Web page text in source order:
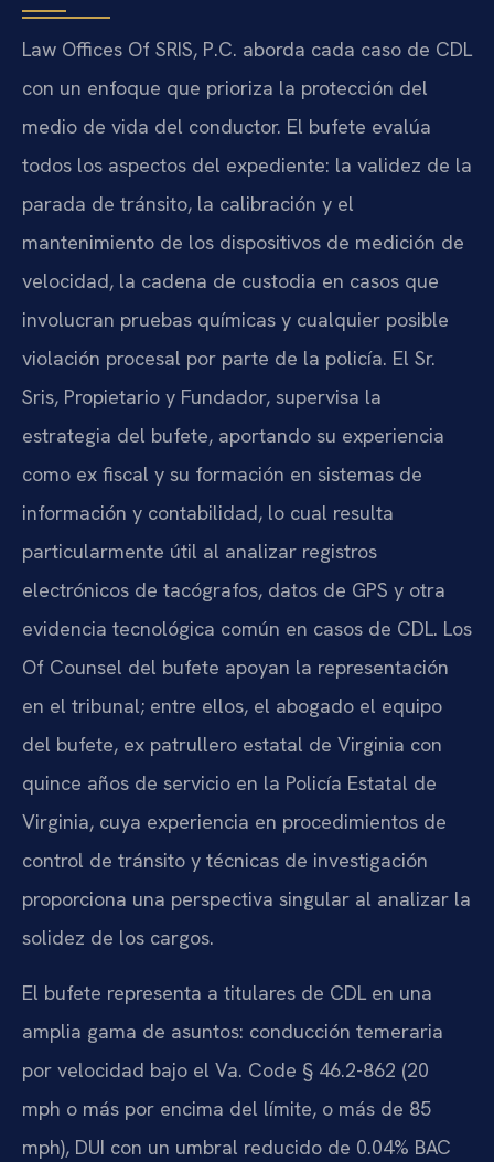
Law Offices Of SRIS, P.C. aborda cada caso de CDL
con un enfoque que prioriza la protección del
medio de vida del conductor. El bufete evalúa
todos los aspectos del expediente: la validez de la
parada de tránsito, la calibración y el
mantenimiento de los dispositivos de medición de
velocidad, la cadena de custodia en casos que
involucran pruebas químicas y cualquier posible
violación procesal por parte de la policía. El Sr.
Sris, Propietario y Fundador, supervisa la
estrategia del bufete, aportando su experiencia
como ex fiscal y su formación en sistemas de
información y contabilidad, lo cual resulta
particularmente útil al analizar registros
electrónicos de tacógrafos, datos de GPS y otra
evidencia tecnológica común en casos de CDL. Los
Of Counsel del bufete apoyan la representación
en el tribunal; entre ellos, el abogado el equipo
del bufete, ex patrullero estatal de Virginia con
quince años de servicio en la Policía Estatal de
Virginia, cuya experiencia en procedimientos de
control de tránsito y técnicas de investigación
proporciona una perspectiva singular al analizar la
solidez de los cargos.
El bufete representa a titulares de CDL en una
amplia gama de asuntos: conducción temeraria
por velocidad bajo el Va. Code § 46.2-862 (20
mph o más por encima del límite, o más de 85
mph), DUI con un umbral reducido de 0.04% BAC